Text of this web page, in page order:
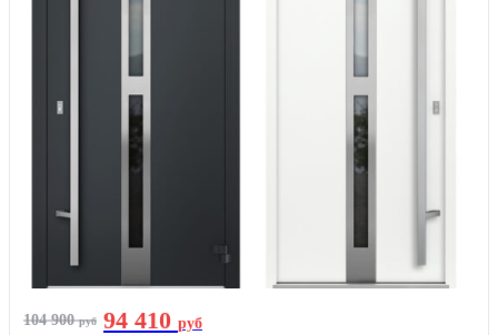
104 900руб 94 410 руб